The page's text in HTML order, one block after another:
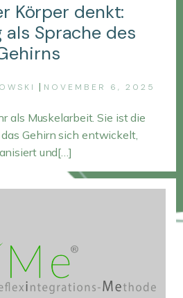
Körper denkt:
als Sprache des
| NOVEMBER 6, 2025
als Muskelarbeit. Sie ist die
Gehirn sich entwickelt,
und[…]